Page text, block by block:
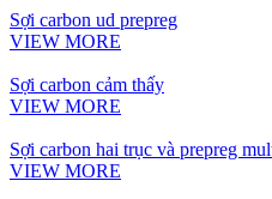
Sợi carbon ud prepreg
VIEW MORE
Sợi carbon cảm thấy
VIEW MORE
Sợi carbon hai trục và prepreg
VIEW MORE